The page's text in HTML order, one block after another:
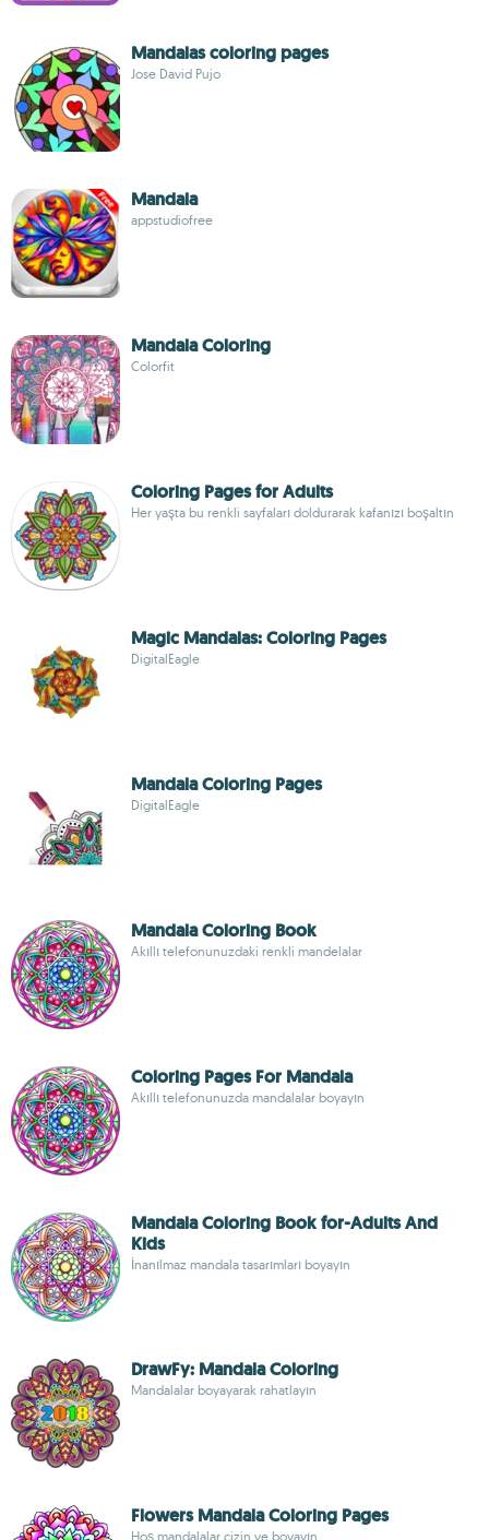
Mandalas coloring pages
Jose David Pujo
Mandala
appstudiofree
Mandala Coloring
Colorfit
Coloring Pages for Adults
Her yaşta bu renkli sayfaları doldurarak kafanızı boşaltın
Magic Mandalas: Coloring Pages
DigitalEagle
Mandala Coloring Pages
DigitalEagle
Mandala Coloring Book
Akıllı telefonunuzdaki renkli mandelalar
Coloring Pages For Mandala
Akıllı telefonunuzda mandalalar boyayın
Mandala Coloring Book for-Adults And
Kids
İnanılmaz mandala tasarımları boyayın
DrawFy: Mandala Coloring
Mandalalar boyayarak rahatlayın
Flowers Mandala Coloring Pages
Hoş mandalalar çizin ve boyayın